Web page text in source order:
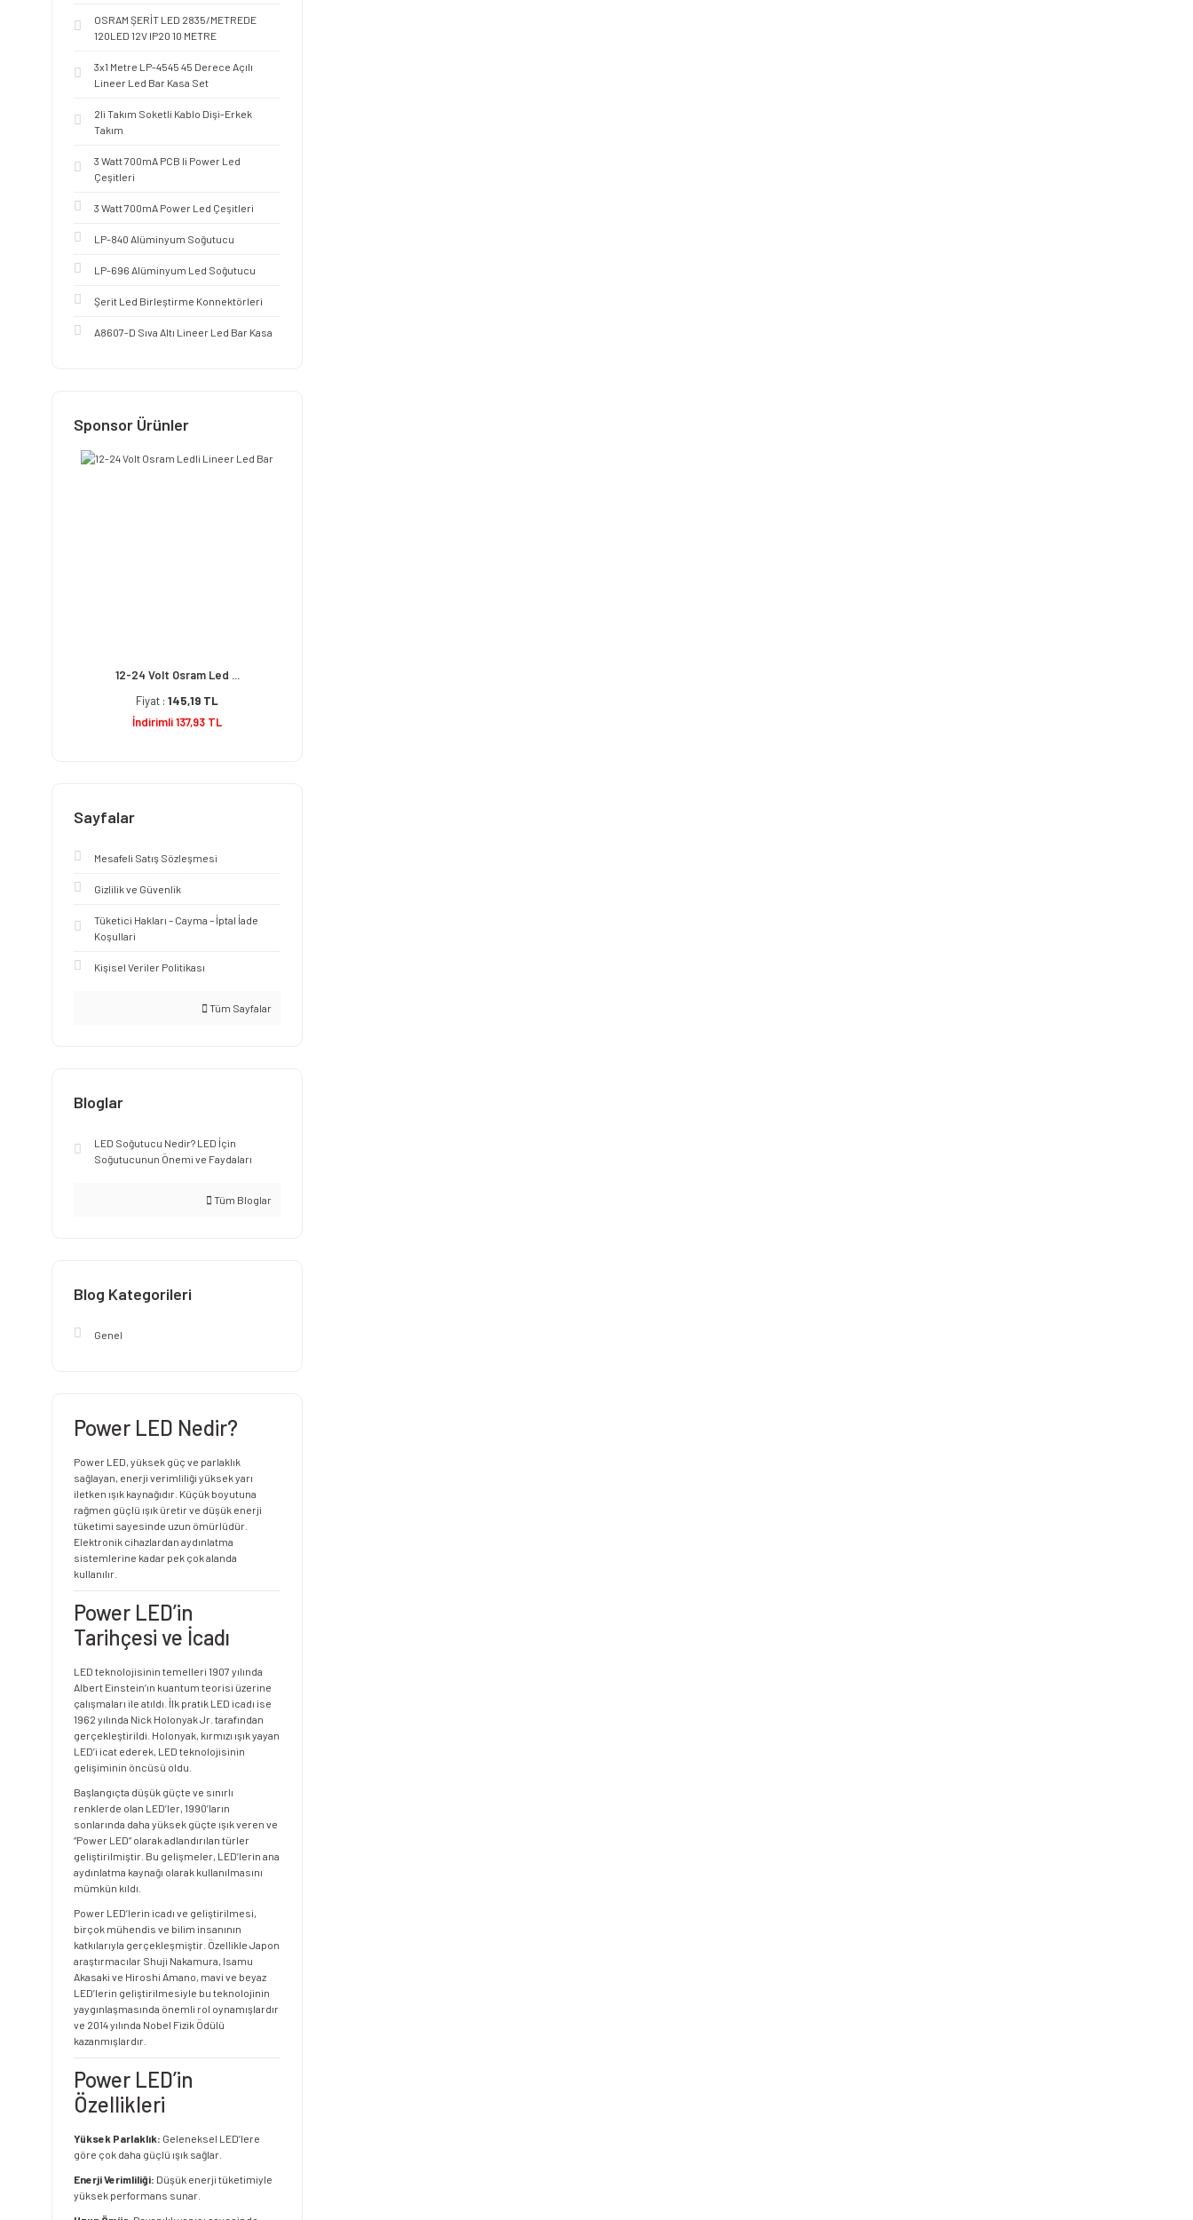
OSRAM ŞERİT LED 2835/METREDE
120LED 12V IP20 10 METRE
3x1 Metre LP-4545 45 Derece Açılı
Lineer Led Bar Kasa Set
2li Takım Soketli Kablo Dişi-Erkek
Takım
3 Watt 700mA PCB li Power Led
Çeşitleri
3 Watt 700mA Power Led Çeşitleri
LP-840 Alüminyum Soğutucu
LP-696 Alüminyum Led Soğutucu
Şerit Led Birleştirme Konnektörleri
A8607-D Sıva Altı Lineer Led Bar Kasa
Sponsor Ürünler
12-24 Volt Osram Led ...
Fiyat : 145,19 TL
İndirimli 137,93 TL
Sayfalar
Mesafeli Satış Sözleşmesi
Gizlilik ve Güvenlik
Tüketici Hakları – Cayma – İptal İade
Koşullari
Kişisel Veriler Politikası
Tüm Sayfalar
Bloglar
LED Soğutucu Nedir? LED İçin
Soğutucunun Önemi ve Faydaları
Tüm Bloglar
Blog Kategorileri
Genel
Power LED Nedir?
Power LED, yüksek güç ve parlaklık
sağlayan, enerji verimliliği yüksek yarı
iletken ışık kaynağıdır. Küçük boyutuna
rağmen güçlü ışık üretir ve düşük enerji
tüketimi sayesinde uzun ömürlüdür.
Elektronik cihazlardan aydınlatma
sistemlerine kadar pek çok alanda
kullanılır.
Power LED’in
Tarihçesi ve İcadı
LED teknolojisinin temelleri 1907 yılında
Albert Einstein’ın kuantum teorisi üzerine
çalışmaları ile atıldı. İlk pratik LED icadı ise
1962 yılında Nick Holonyak Jr. tarafından
gerçekleştirildi. Holonyak, kırmızı ışık yayan
LED’i icat ederek, LED teknolojisinin
gelişiminin öncüsü oldu.
Başlangıçta düşük güçte ve sınırlı
renklerde olan LED’ler, 1990’ların
sonlarında daha yüksek güçte ışık veren ve
“Power LED” olarak adlandırılan türler
geliştirilmiştir. Bu gelişmeler, LED’lerin ana
aydınlatma kaynağı olarak kullanılmasını
mümkün kıldı.
Power LED’lerin icadı ve geliştirilmesi,
birçok mühendis ve bilim insanının
katkılarıyla gerçekleşmiştir. Özellikle Japon
araştırmacılar Shuji Nakamura, Isamu
Akasaki ve Hiroshi Amano, mavi ve beyaz
LED’lerin geliştirilmesiyle bu teknolojinin
yaygınlaşmasında önemli rol oynamışlardır
ve 2014 yılında Nobel Fizik Ödülü
kazanmışlardır.
Power LED’in
Özellikleri
Yüksek Parlaklık: Geleneksel LED’lere
göre çok daha güçlü ışık sağlar.
Enerji Verimliliği: Düşük enerji tüketimiyle
yüksek performans sunar.